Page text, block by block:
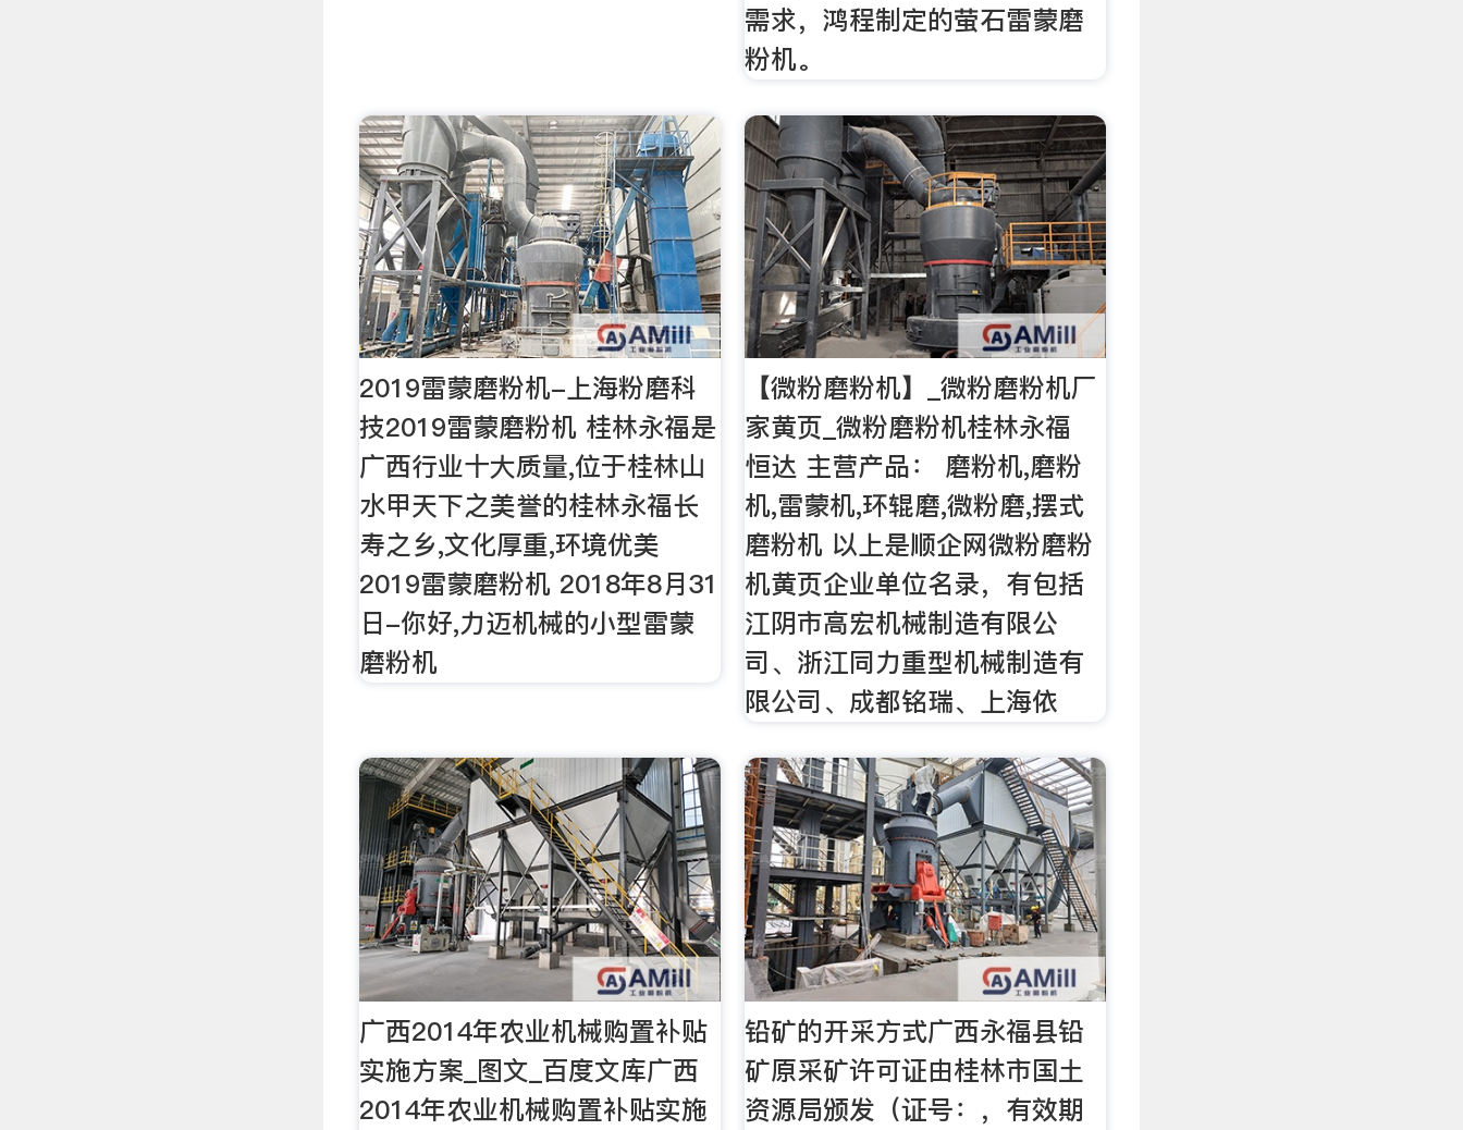
需求，鸿程制定的萤石雷蒙磨
粉机。
2019雷蒙磨粉机-上海粉磨科
技2019雷蒙磨粉机 桂林永福是
广西行业十大质量,位于桂林山
水甲天下之美誉的桂林永福长
寿之乡,文化厚重,环境优美
2019雷蒙磨粉机 2018年8月31
日-你好,力迈机械的小型雷蒙
磨粉机
【微粉磨粉机】_微粉磨粉机厂
家黄页_微粉磨粉机桂林永福
恒达 主营产品： 磨粉机,磨粉
机,雷蒙机,环辊磨,微粉磨,摆式
磨粉机 以上是顺企网微粉磨粉
机黄页企业单位名录，有包括
江阴市高宏机械制造有限公
司、浙江同力重型机械制造有
限公司、成都铭瑞、上海依
广西2014年农业机械购置补贴
实施方案_图文_百度文库广西
2014年农业机械购置补贴实施
铅矿的开采方式广西永福县铅
矿原采矿许可证由桂林市国土
资源局颁发（证号：，有效期